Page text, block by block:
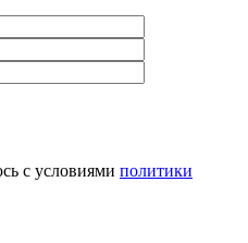
с условиями политики